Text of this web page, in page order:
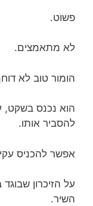
פשוט.
לא מתאמצים.
הומור טוב לא
הוא נכנס בשקט,
להסביר אותו.
אפשר להכניס
על הזיכרון
השיר.